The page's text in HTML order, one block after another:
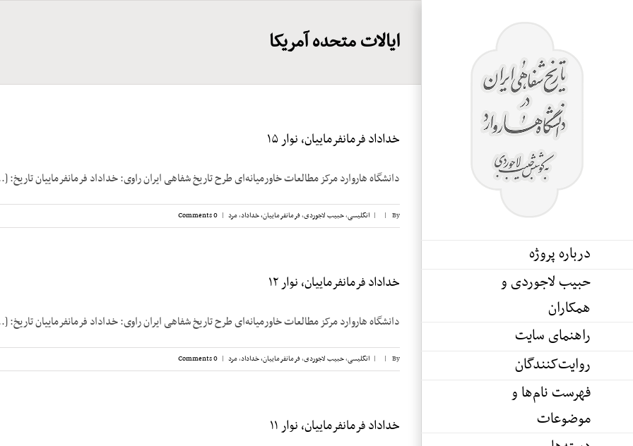
درباره پروژه
حبیب لاجوردی و
همکاران
راهنمای سایت
روایت‌کنندگان
فهرست نام‌ها و
موضوعات
ایالات متحده آمریکا
خداداد فرمانفرماییان، نوار ۱۵
دانشگاه هاروارد مرکز مطالعات خاورمیانه‌ای طرح تاریخ شفاهی ایران راوی: خداداد فرمانفرماییان تاریخ:
By
|
| انگلیسی,حبیب لاجوردی,فرمانفرماییان، خداداد,مرد |
0 Comments
خداداد فرمانفرماییان، نوار ۱۲
دانشگاه هاروارد مرکز مطالعات خاورمیانه‌ای طرح تاریخ شفاهی ایران راوی: خداداد فرمانفرماییان تاریخ:
By
|
| انگلیسی,حبیب لاجوردی,فرمانفرماییان، خداداد,مرد |
0 Comments
خداداد فرمانفرماییان، نوار ۱۱